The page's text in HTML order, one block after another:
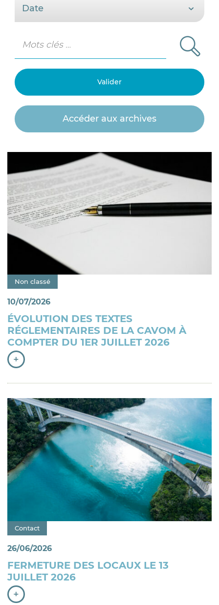
Accéder aux archives
Catégorie : "
Non classé
10/07/2026
ÉVOLUTION DES TEXTES
RÉGLEMENTAIRES DE LA CAVOM À
COMPTER DU 1ER JUILLET 2026
+
Catégorie : "
Contact
26/06/2026
FERMETURE DES LOCAUX LE 13
JUILLET 2026
+